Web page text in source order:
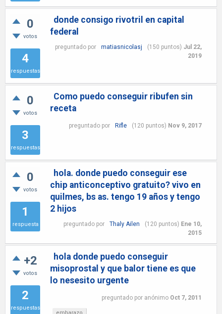
0
votos
4
respuestas
donde consigo rivotril en capital
federal
preguntado por matiasnicolasj (150 puntos) Jul 22,
2019
0
votos
3
respuestas
Como puedo conseguir ribufen sin
receta
preguntado por Rifle (120 puntos) Nov 9, 2017
0
votos
1
respuesta
hola. donde puedo conseguir ese
chip anticonceptivo gratuito? vivo en
quilmes, bs as. tengo 19 años y tengo
2 hijos
preguntado por Thaly Ailen (120 puntos) Ene 10,
2015
+2
votos
2
respuestas
hola donde puedo conseguir
misoprostal y que balor tiene es que
lo nesesito urgente
preguntado por anónimo Oct 7, 2011